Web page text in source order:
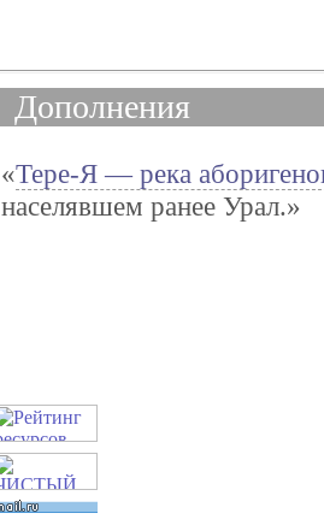
Дополнения
Тере-Я — река
населявшем ранее Урал.